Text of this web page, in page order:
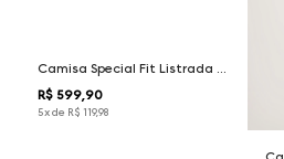
R$ 599 90
5x de R$ 119,98